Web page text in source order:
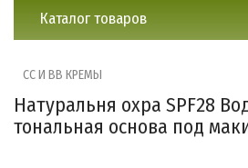
Каталог товаров
CC И BB КРЕМЫ
Натуральня охра SPF28
тональная основа под